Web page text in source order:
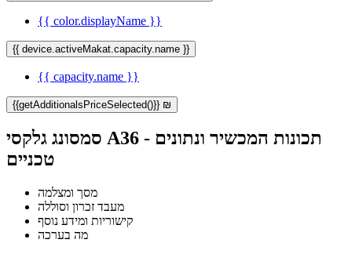
{{ color.displayName }}
{{ device.activeMakat.capacity.name }}
{{ capacity.name }}
{{getAdditionalsPriceSelected()}} ₪
סמסונג גלקסי A36 - תכונות המכשיר ונתונים
טכניים
מסך ומצלמה
מעבד זכרון וסוללה
קישוריות ומידע נוסף
מה בערכה